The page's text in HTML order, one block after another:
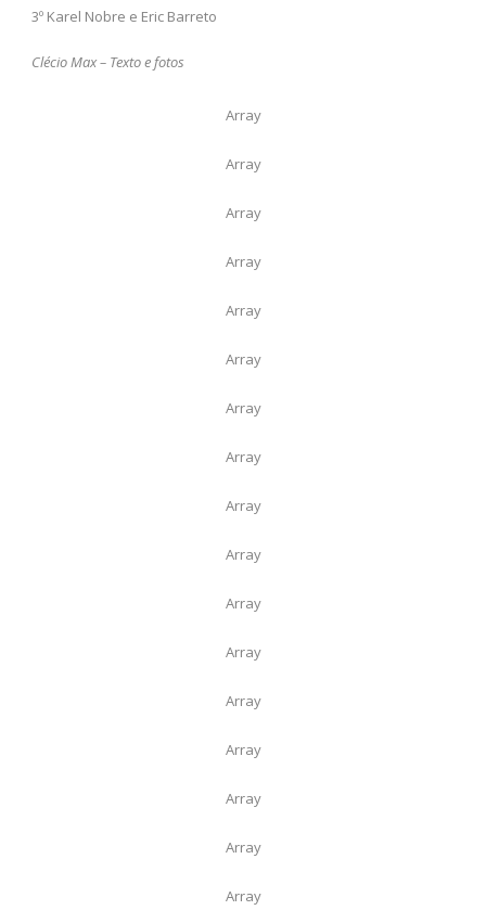
3º Karel Nobre e Eric Barreto
Clécio Max – Texto e fotos
Array
Array
Array
Array
Array
Array
Array
Array
Array
Array
Array
Array
Array
Array
Array
Array
Array